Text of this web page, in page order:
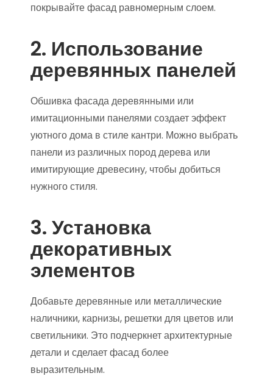
покрывайте фасад равномерным слоем.
2. Использование
деревянных панелей
Обшивка фасада деревянными или
имитационными панелями создает эффект
уютного дома в стиле кантри. Можно выбрать
панели из различных пород дерева или
имитирующие древесину, чтобы добиться
нужного стиля.
3. Установка
декоративных
элементов
Добавьте деревянные или металлические
наличники, карнизы, решетки для цветов или
светильники. Это подчеркнет архитектурные
детали и сделает фасад более
выразительным.